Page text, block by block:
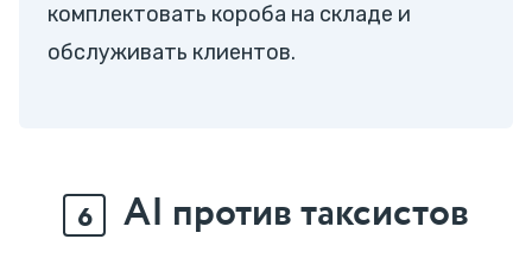
комплектовать короба на складе и
обслуживать клиентов.
6 AI против таксистов